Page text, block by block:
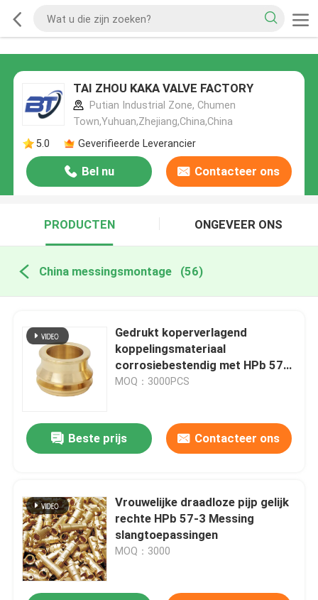
TAI ZHOU KAKA VALVE FACTORY
Putian Industrial Zone, Chumen
Town,Yuhuan,Zhejiang,China,China
5.0
Geverifieerde Leverancier
Bel nu Contacteer ons
PRODUCTEN ONGEVEER ONS
China messingsmontage (56)
Gedrukt koperverlagend
koppelingsmateriaal
corrosiebestendig met HPb 57-3
Messingmateriaal voor
MOQ：3000PCS
Beste prijs Contacteer ons
Vrouwelijke draadloze pijp gelijk
rechte HPb 57-3 Messing
slangtoepassingen
MOQ：3000